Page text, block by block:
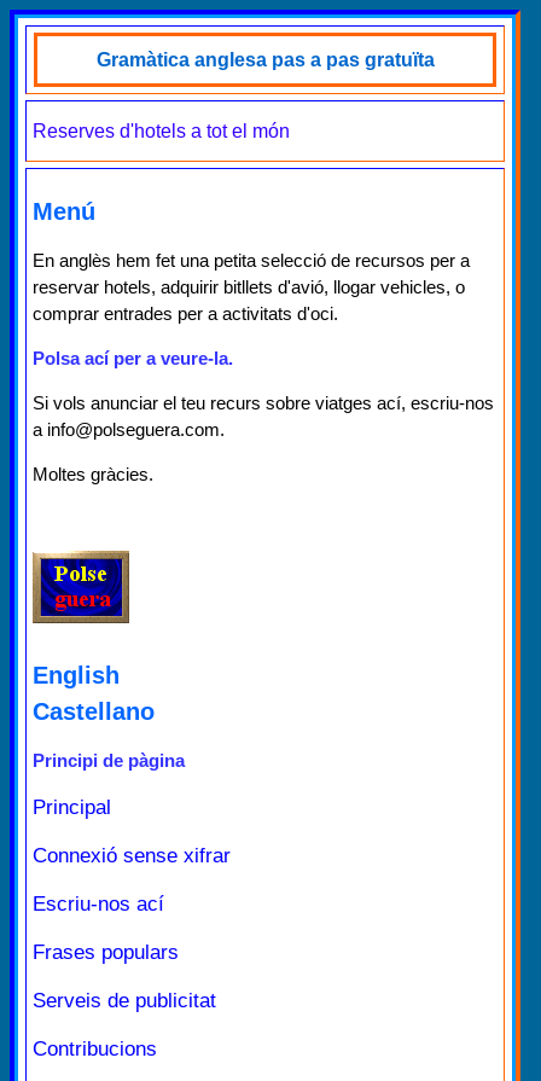
Gramàtica anglesa pas a pas gratuïta
Reserves d'hotels a tot el món
Menú
En anglès hem fet una petita selecció de recursos per a
reservar hotels, adquirir bitllets d'avió, llogar vehicles, o
comprar entrades per a activitats d'oci.
Polsa ací per a veure-la.
Si vols anunciar el teu recurs sobre viatges ací, escriu-nos
a info@polseguera.com.
Moltes gràcies.
English
Castellano
Principi de pàgina
Principal
Connexió sense xifrar
Escriu-nos ací
Frases populars
Serveis de publicitat
Contribucions